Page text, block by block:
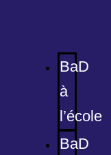
BaD
à
l’école
BaD